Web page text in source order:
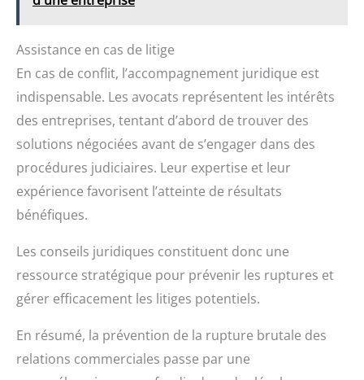
Assistance en cas de litige
En cas de conflit, l’accompagnement juridique est
indispensable. Les avocats représentent les intérêts
des entreprises, tentant d’abord de trouver des
solutions négociées avant de s’engager dans des
procédures judiciaires. Leur expertise et leur
expérience favorisent l’atteinte de résultats
bénéfiques.
Les conseils juridiques constituent donc une
ressource stratégique pour prévenir les ruptures et
gérer efficacement les litiges potentiels.
En résumé, la prévention de la rupture brutale des
relations commerciales passe par une